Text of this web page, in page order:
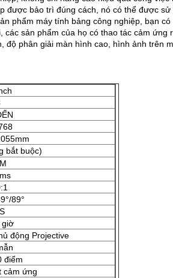
được bảo trì đúng cách, nó có thể được sử
phẩm máy tính bảng công nghiệp, bạn
sản phẩm của họ có thao tác cảm ứng
độ phân giải màn hình cao, hình ảnh trên
bắt buộc)
89°
giờ
động Projective
điểm
cảm ứng